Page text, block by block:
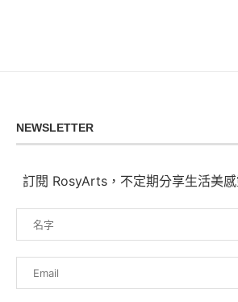
NEWSLETTER
訂閱 RosyArts，不定期分享生活美感